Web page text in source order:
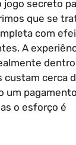
jogo secreto
que se
com
A
custam cerca
um
o esforço é